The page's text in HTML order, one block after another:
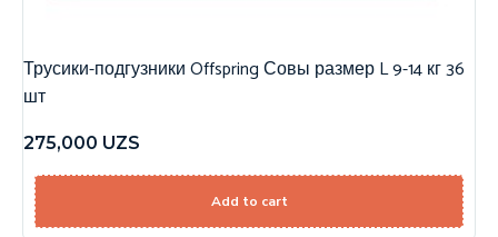
Трусики-подгузники Offspring Совы размер L 9-14 кг 36
шт
275,000 UZS
Add to cart